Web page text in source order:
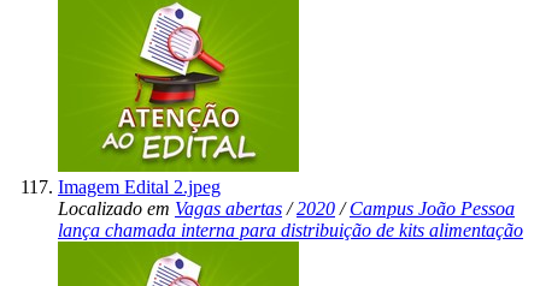
Imagem Edital 2.jpeg
Localizado em Vagas abertas /2020 /Campus João Pessoa
lança chamada interna para distribuição de kits alimentação